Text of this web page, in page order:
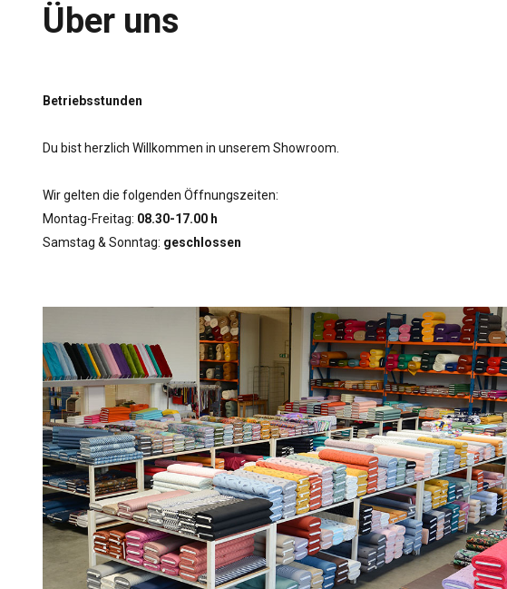
Über uns
Betriebsstunden
Du bist herzlich Willkommen in unserem Showroom.
Wir gelten die folgenden Öffnungszeiten:
Montag-Freitag: 08.30-17.00 h
Samstag & Sonntag: geschlossen